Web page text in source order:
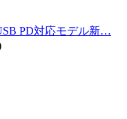
PD対応モデル新…